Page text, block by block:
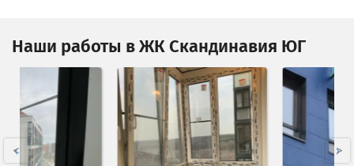
Наши работы в ЖК Скандинавия ЮГ
‹ ›